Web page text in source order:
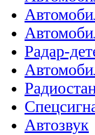
Радар-
Автозвук